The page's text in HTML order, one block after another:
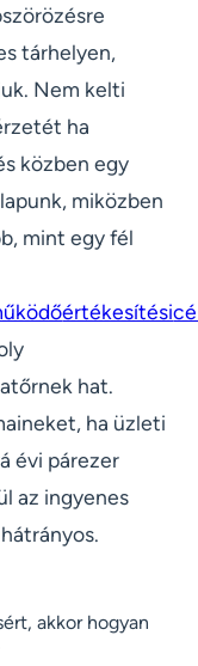
tárhelyen,
Nem kelti
ha
közben egy
miközben
mint egy fél
értékesítési
hat.
ha üzleti
évi párezer
az ingyenes
akkor hogyan